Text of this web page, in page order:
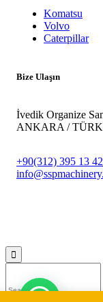
Komatsu
Volvo
Caterpillar
Bize Ulaşın
İvedik Organize
ANKARA /
+90(312) 395 13 42
